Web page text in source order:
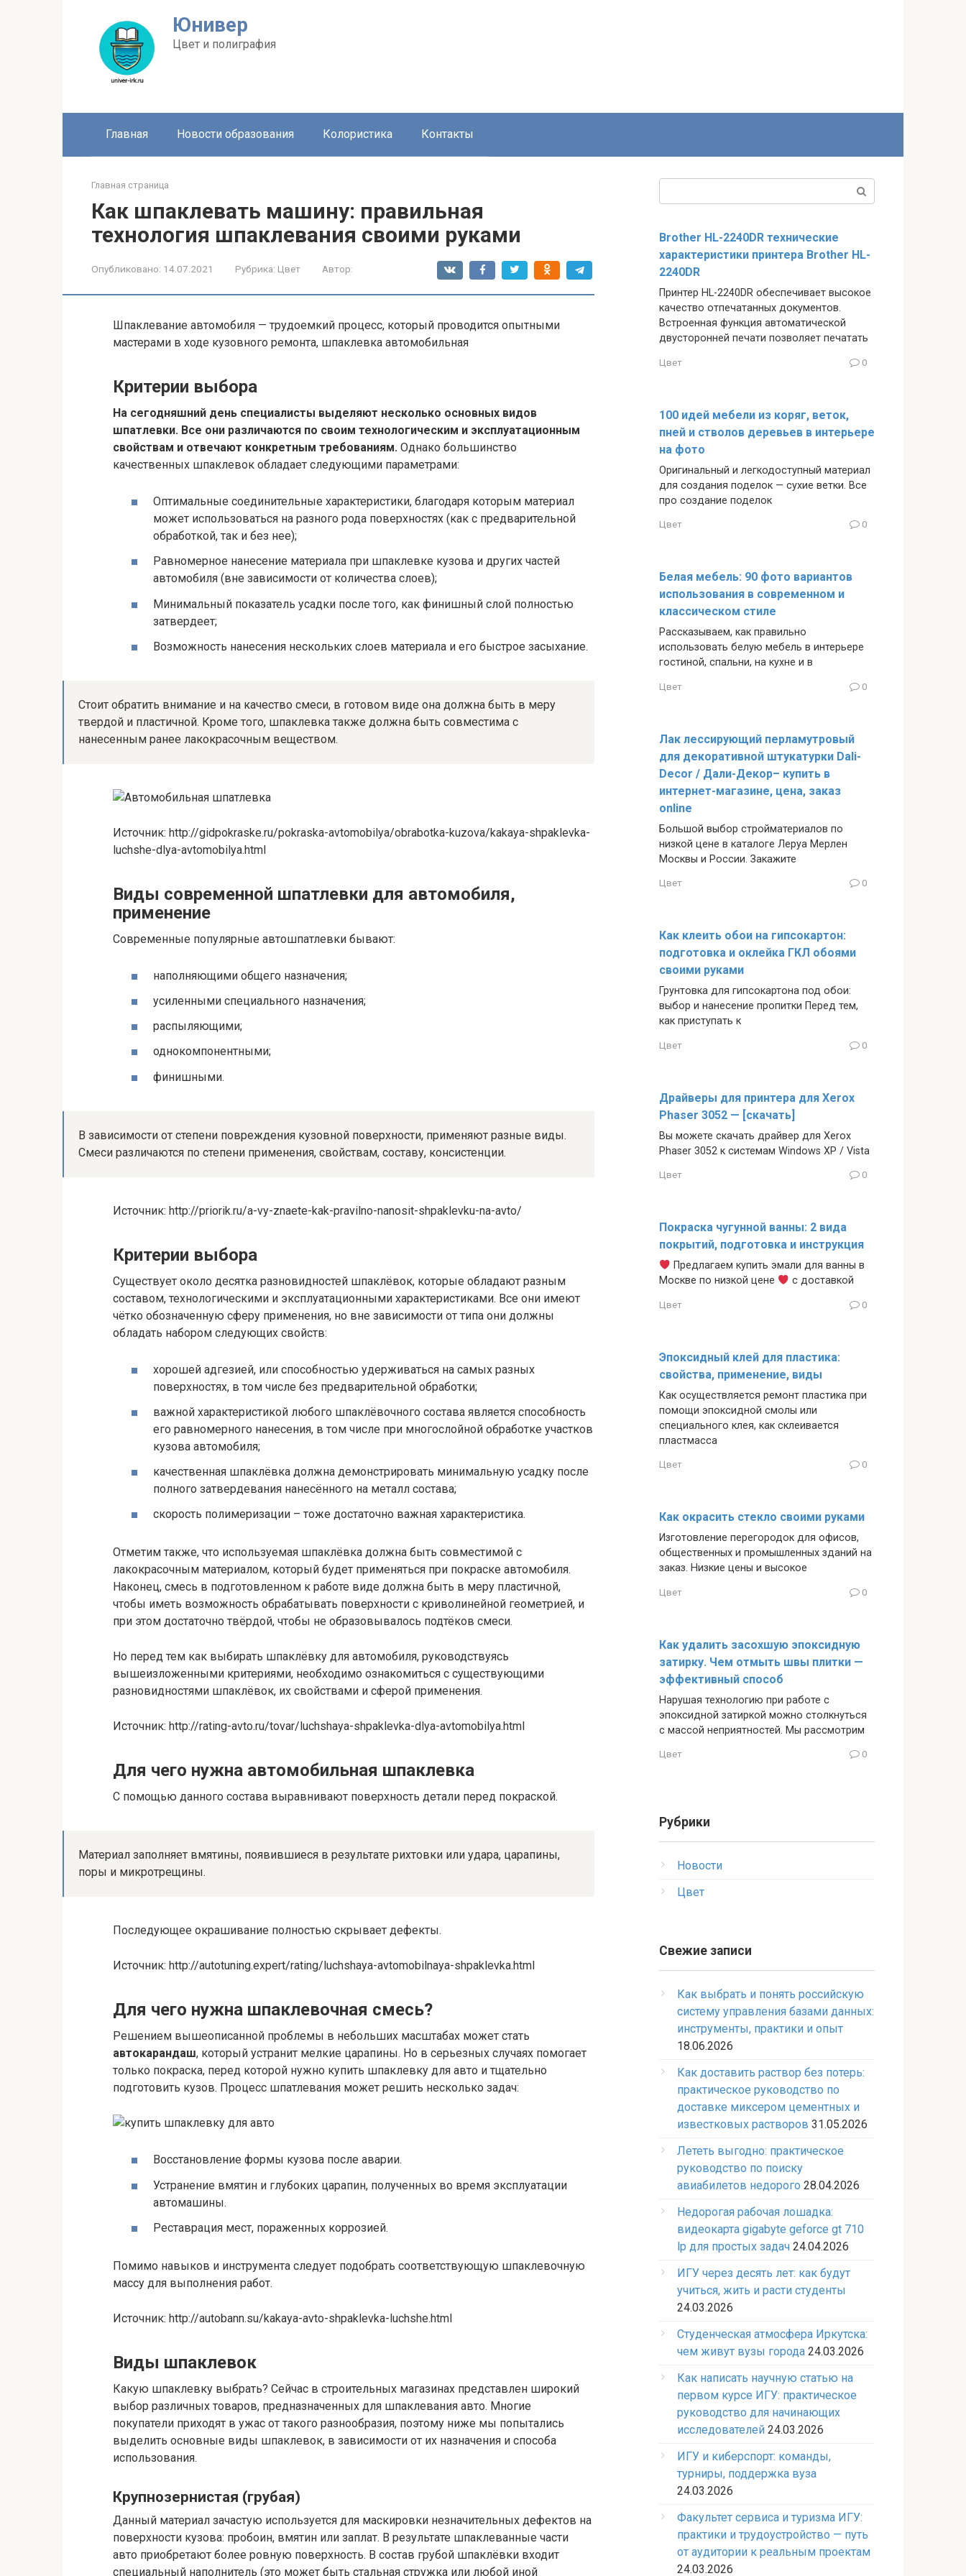
Юнивер
Цвет и полиграфия
Главная Новости образования Колористика Контакты
Главная страница
Как шпаклевать машину: правильная
технология шпаклевания своими руками
Опубликовано: 14.07.2021 Рубрика: Цвет Автор:
Шпаклевание автомобиля — трудоемкий процесс, который проводится опытными
мастерами в ходе кузовного ремонта, шпаклевка автомобильная
Критерии выбора
На сегодняшний день специалисты выделяют несколько основных видов
шпатлевки. Все они различаются по своим технологическим и эксплуатационным
свойствам и отвечают конкретным требованиям. Однако большинство
качественных шпаклевок обладает следующими параметрами:
Оптимальные соединительные характеристики, благодаря которым материал
может использоваться на разного рода поверхностях (как с предварительной
обработкой, так и без нее);
Равномерное нанесение материала при шпаклевке кузова и других частей
автомобиля (вне зависимости от количества слоев);
Минимальный показатель усадки после того, как финишный слой полностью
затвердеет;
Возможность нанесения нескольких слоев материала и его быстрое засыхание.
Стоит обратить внимание и на качество смеси, в готовом виде она должна быть в меру
твердой и пластичной. Кроме того, шпаклевка также должна быть совместима с
нанесенным ранее лакокрасочным веществом.
Источник: http://gidpokraske.ru/pokraska-avtomobilya/obrabotka-kuzova/kakaya-shpaklevka-
luchshe-dlya-avtomobilya.html
Виды современной шпатлевки для автомобиля,
применение
Современные популярные автошпатлевки бывают:
наполняющими общего назначения;
усиленными специального назначения;
распыляющими;
однокомпонентными;
финишными.
В зависимости от степени повреждения кузовной поверхности, применяют разные виды.
Смеси различаются по степени применения, свойствам, составу, консистенции.
Источник: http://priorik.ru/a-vy-znaete-kak-pravilno-nanosit-shpaklevku-na-avto/
Критерии выбора
Существует около десятка разновидностей шпаклёвок, которые обладают разным
составом, технологическими и эксплуатационными характеристиками. Все они имеют
чётко обозначенную сферу применения, но вне зависимости от типа они должны
обладать набором следующих свойств:
хорошей адгезией, или способностью удерживаться на самых разных
поверхностях, в том числе без предварительной обработки;
важной характеристикой любого шпаклёвочного состава является способность
его равномерного нанесения, в том числе при многослойной обработке участков
кузова автомобиля;
качественная шпаклёвка должна демонстрировать минимальную усадку после
полного затвердевания нанесённого на металл состава;
скорость полимеризации – тоже достаточно важная характеристика.
Отметим также, что используемая шпаклёвка должна быть совместимой с
лакокрасочным материалом, который будет применяться при покраске автомобиля.
Наконец, смесь в подготовленном к работе виде должна быть в меру пластичной,
чтобы иметь возможность обрабатывать поверхности с криволинейной геометрией, и
при этом достаточно твёрдой, чтобы не образовывалось подтёков смеси.
Но перед тем как выбирать шпаклёвку для автомобиля, руководствуясь
вышеизложенными критериями, необходимо ознакомиться с существующими
разновидностями шпаклёвок, их свойствами и сферой применения.
Источник: http://rating-avto.ru/tovar/luchshaya-shpaklevka-dlya-avtomobilya.html
Для чего нужна автомобильная шпаклевка
С помощью данного состава выравнивают поверхность детали перед покраской.
Материал заполняет вмятины, появившиеся в результате рихтовки или удара, царапины,
поры и микротрещины.
Последующее окрашивание полностью скрывает дефекты.
Источник: http://autotuning.expert/rating/luchshaya-avtomobilnaya-shpaklevka.html
Для чего нужна шпаклевочная смесь?
Решением вышеописанной проблемы в небольших масштабах может стать
автокарандаш, который устранит мелкие царапины. Но в серьезных случаях помогает
только покраска, перед которой нужно купить шпаклевку для авто и тщательно
подготовить кузов. Процесс шпатлевания может решить несколько задач:
Восстановление формы кузова после аварии.
Устранение вмятин и глубоких царапин, полученных во время эксплуатации
автомашины.
Реставрация мест, пораженных коррозией.
Помимо навыков и инструмента следует подобрать соответствующую шпаклевочную
массу для выполнения работ.
Источник: http://autobann.su/kakaya-avto-shpaklevka-luchshe.html
Виды шпаклевок
Какую шпаклевку выбрать? Сейчас в строительных магазинах представлен широкий
выбор различных товаров, предназначенных для шпаклевания авто. Многие
покупатели приходят в ужас от такого разнообразия, поэтому ниже мы попытались
выделить основные виды шпаклевок, в зависимости от их назначения и способа
использования.
Крупнозернистая (грубая)
Данный материал зачастую используется для маскировки незначительных дефектов на
поверхности кузова: пробоин, вмятин или заплат. В результате шпаклеванные части
авто приобретают более ровную поверхность. В состав грубой шпаклёвки входит
специальный наполнитель (это может быть стальная стружка или любой иной
Brother HL-2240DR технические
характеристики принтера Brother HL-
2240DR
Принтер HL-2240DR обеспечивает высокое
качество отпечатанных документов.
Встроенная функция автоматической
двусторонней печати позволяет печатать
Цвет 0
100 идей мебели из коряг, веток,
пней и стволов деревьев в интерьере
на фото
Оригинальный и легкодоступный материал
для создания поделок — сухие ветки. Все
про создание поделок
Цвет 0
Белая мебель: 90 фото вариантов
использования в современном и
классическом стиле
Рассказываем, как правильно
использовать белую мебель в интерьере
гостиной, спальни, на кухне и в
Цвет 0
Лак лессирующий перламутровый
для декоративной штукатурки Dali-
Decor / Дали-Декор– купить в
интернет-магазине, цена, заказ
online
Большой выбор стройматериалов по
низкой цене в каталоге Леруа Мерлен
Москвы и России. Закажите
Цвет 0
Как клеить обои на гипсокартон:
подготовка и оклейка ГКЛ обоями
своими руками
Грунтовка для гипсокартона под обои:
выбор и нанесение пропитки Перед тем,
как приступать к
Цвет 0
Драйверы для принтера для Xerox
Phaser 3052 — [скачать]
Вы можете скачать драйвер для Xerox
Phaser 3052 к системам Windows XP / Vista
Цвет 0
Покраска чугунной ванны: 2 вида
покрытий, подготовка и инструкция
Предлагаем купить эмали для ванны в
Москве по низкой цене
с доставкой
Цвет 0
Эпоксидный клей для пластика:
свойства, применение, виды
Как осуществляется ремонт пластика при
помощи эпоксидной смолы или
специального клея, как склеивается
пластмасса
Цвет 0
Как окрасить стекло своими руками
Изготовление перегородок для офисов,
общественных и промышленных зданий на
заказ. Низкие цены и высокое
Цвет 0
Как удалить засохшую эпоксидную
затирку. Чем отмыть швы плитки —
эффективный способ
Нарушая технологию при работе с
эпоксидной затиркой можно столкнуться
с массой неприятностей. Мы рассмотрим
Цвет 0
Рубрики
Новости
Цвет
Свежие записи
Как выбрать и понять российскую
систему управления базами данных:
инструменты, практики и опыт
18.06.2026
Как доставить раствор без потерь:
практическое руководство по
доставке миксером цементных и
известковых растворов 31.05.2026
Лететь выгодно: практическое
руководство по поиску
авиабилетов недорого 28.04.2026
Недорогая рабочая лошадка:
видеокарта gigabyte geforce gt 710
lp для простых задач 24.04.2026
ИГУ через десять лет: как будут
учиться, жить и расти студенты
24.03.2026
Студенческая атмосфера Иркутска:
чем живут вузы города 24.03.2026
Как написать научную статью на
первом курсе ИГУ: практическое
руководство для начинающих
исследователей 24.03.2026
ИГУ и киберспорт: команды,
турниры, поддержка вуза
24.03.2026
Факультет сервиса и туризма ИГУ:
практики и трудоустройство — путь
от аудитории к реальным проектам
24.03.2026